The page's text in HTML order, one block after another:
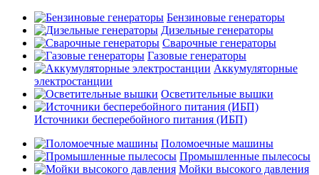
Бензиновые генераторы
Дизельные генераторы
Сварочные генераторы
Газовые генераторы
Аккумуляторные
электростанции
Осветительные вышки
Источники бесперебойного питания (ИБП)
Поломоечные машины
Промышленные пылесосы
Мойки высокого давления